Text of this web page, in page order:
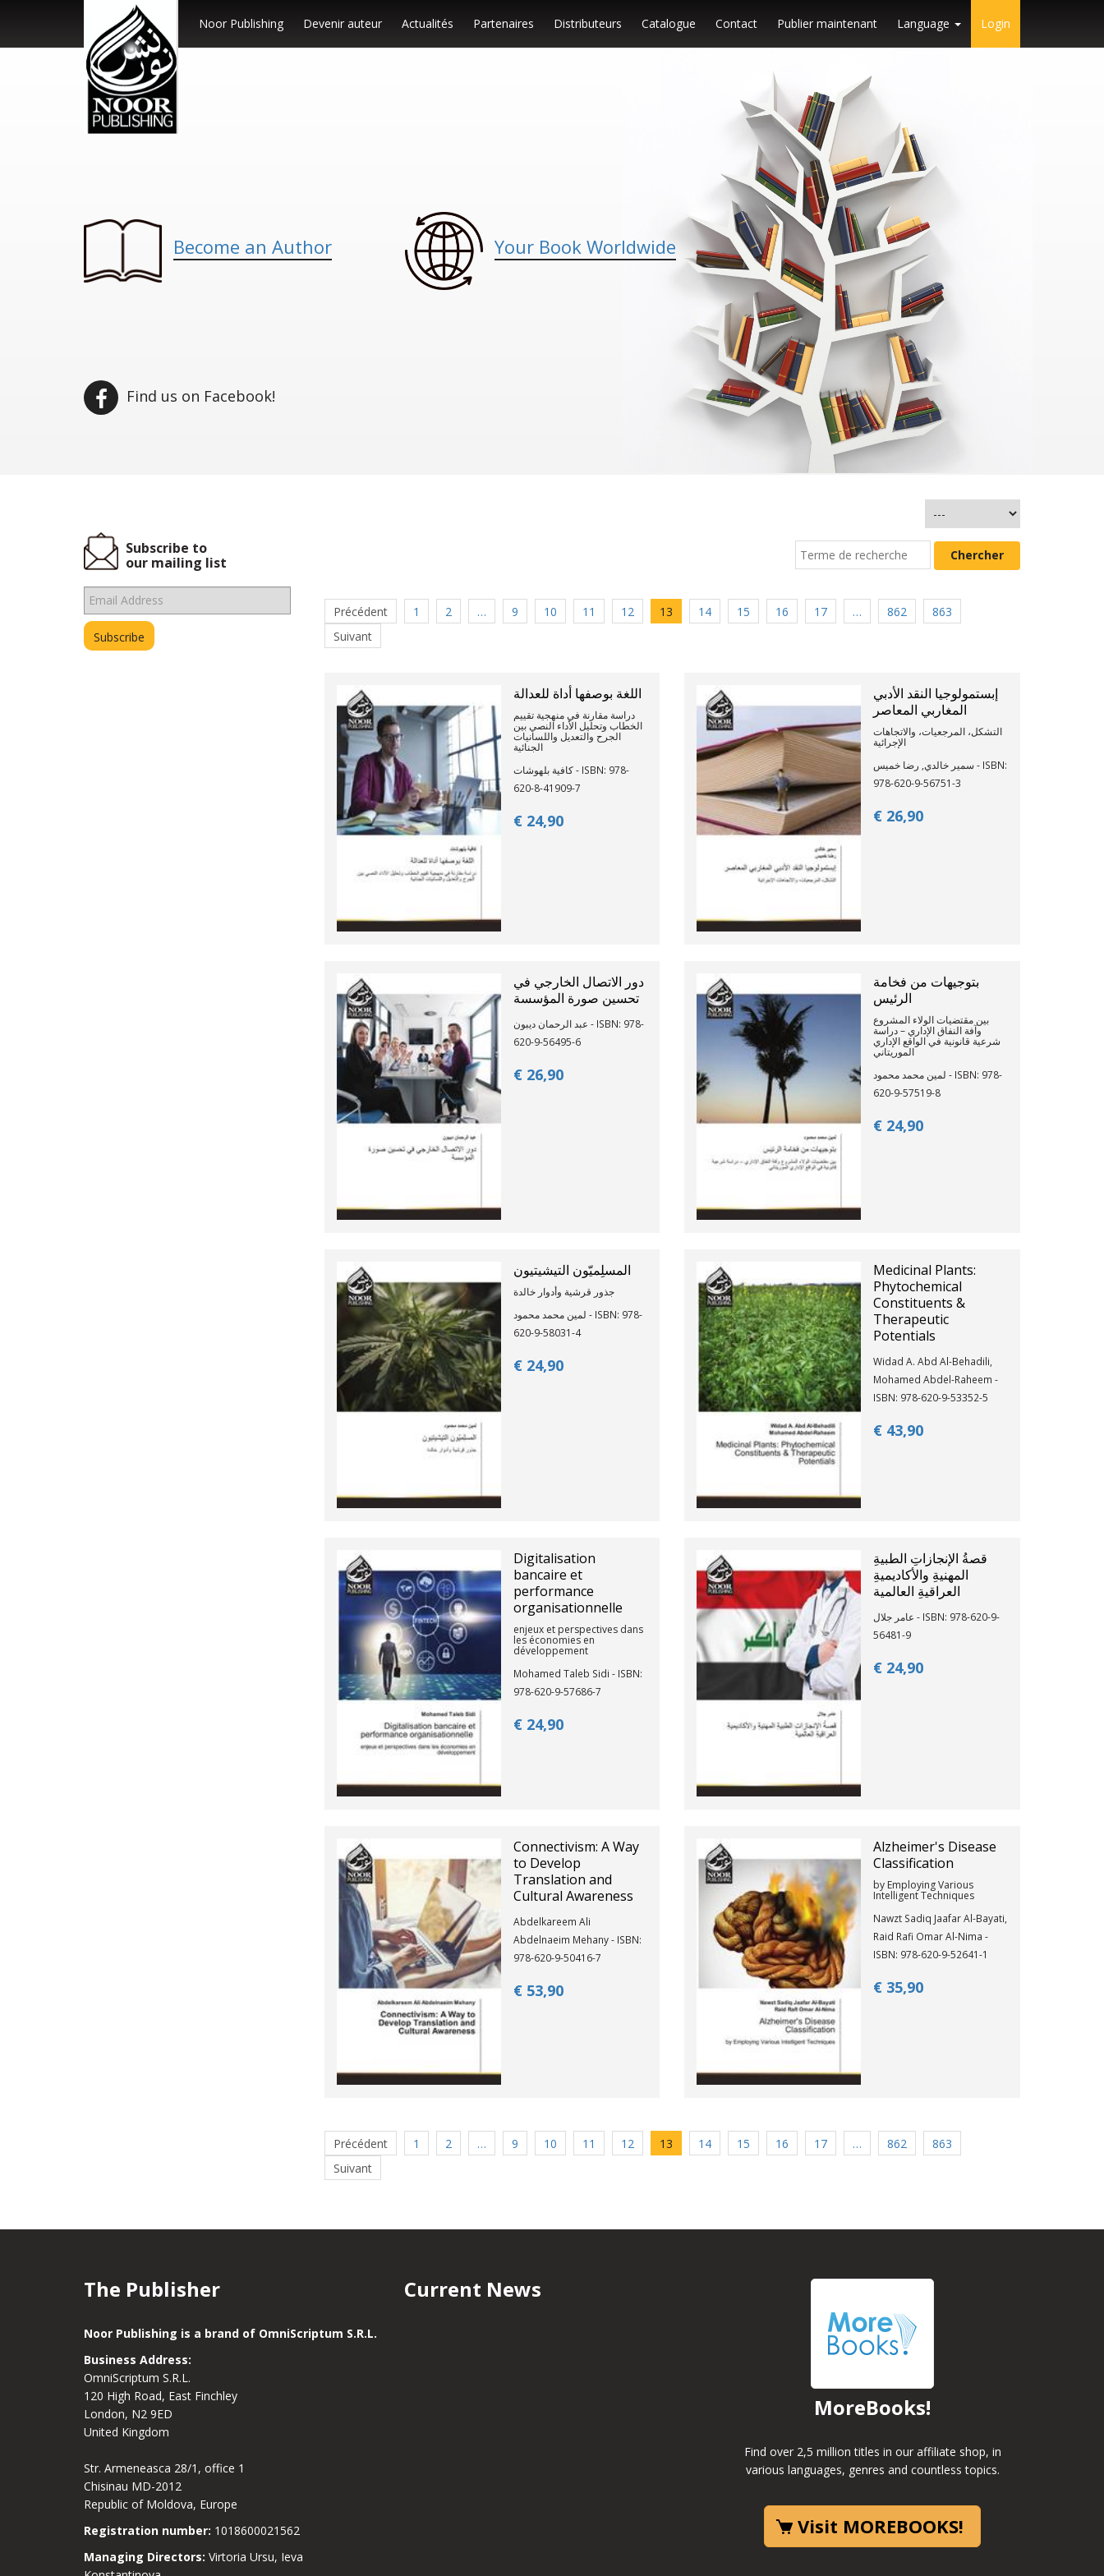
Noor Publishing Devenir auteur Actualités Partenaires Distributeurs Catalogue Contact Publier maintenant Language Login
Become an Author Your Book Worldwide
Find us on Facebook!
Subscribe to
our mailing list
Précédent 1 2 … 9 10 11 12 13 14 15 16 17 … 862
863
Suivant
اللغة بوصفها أداة للعدالة
دراسة مقارنة في منهجية تقييم
الخطاب وتحليل الأداء النصي بين
الجرح والتعديل واللسانيات
الجنائية
كافية بلهوشات - ISBN: 978-
620-8-41909-7
€ 24,90
إبستمولوجيا النقد الأدبي
المغاربي المعاصر
التشكل، المرجعيات، والاتجاهات
الإجرائية
سمير خالدي, رضا خميس - ISBN:
978-620-9-56751-3
€ 26,90
دور الاتصال الخارجي في
تحسين صورة المؤسسة
عبد الرحمان ديبون - ISBN: 978-
620-9-56495-6
€ 26,90
بتوجيهات من فخامة
الرئيس
بين مقتضيات الولاء المشروع
وآفة النفاق الإداري – دراسة
شرعية قانونية في الواقع الإداري
الموريتاني
لمين محمد محمود - ISBN: 978-
620-9-57519-8
€ 24,90
المسلِميّون التيشيتيون
جذور قرشية وأدوار خالدة
لمين محمد محمود - ISBN: 978-
620-9-58031-4
€ 24,90
Medicinal Plants:
Phytochemical
Constituents &
Therapeutic
Potentials
Widad A. Abd Al-Behadili,
Mohamed Abdel-Raheem -
ISBN: 978-620-9-53352-5
€ 43,90
Digitalisation
bancaire et
performance
organisationnelle
enjeux et perspectives dans
les économies en
développement
Mohamed Taleb Sidi - ISBN:
978-620-9-57686-7
€ 24,90
قصةُ الإنجازاتِ الطبيةِ
المهنيةِ والأكاديميةِ
العراقيةِ العالمية
عامر جلال - ISBN: 978-620-9-
56481-9
€ 24,90
Connectivism: A Way
to Develop
Translation and
Cultural Awareness
Abdelkareem Ali
Abdelnaeim Mehany - ISBN:
978-620-9-50416-7
€ 53,90
Alzheimer's Disease
Classification
by Employing Various
Intelligent Techniques
Nawzt Sadiq Jaafar Al-Bayati,
Raid Rafi Omar Al-Nima -
ISBN: 978-620-9-52641-1
€ 35,90
Précédent 1 2 … 9 10 11 12 13 14 15 16 17 … 862
863
Suivant
The Publisher
Noor Publishing is a brand of OmniScriptum S.R.L.
Business Address:
OmniScriptum S.R.L.
120 High Road, East Finchley
London, N2 9ED
United Kingdom
Str. Armeneasca 28/1, office 1
Chisinau MD-2012
Republic of Moldova, Europe
Registration number: 1018600021562
Managing Directors: Virtoria Ursu, Ieva
Current News
MoreBooks!
Find over 2,5 million titles in our affiliate shop, in
various languages, genres and countless topics.
Visit MOREBOOKS!